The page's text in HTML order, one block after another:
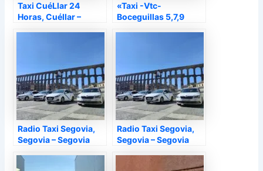
Taxi CuéLlar 24
Horas, Cuéllar –
«Taxi -Vtc-
Boceguillas 5,7,9
Radio Taxi Segovia,
Segovia – Segovia
Radio Taxi Segovia,
Segovia – Segovia